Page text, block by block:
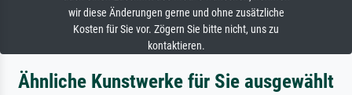
wir diese Änderungen gerne und ohne zusätzliche
Kosten für Sie vor. Zögern Sie bitte nicht, uns zu
kontaktieren.
Ähnliche Kunstwerke für Sie ausgewählt